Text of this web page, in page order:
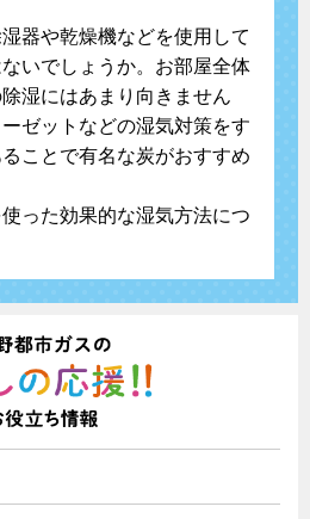
器や乾燥機などを使用して
いでしょうか。お部屋全体
湿にはあまり向きません
ゼットなどの湿気対策をす
ことで有名な炭がおすすめ
った効果的な湿気方法につ